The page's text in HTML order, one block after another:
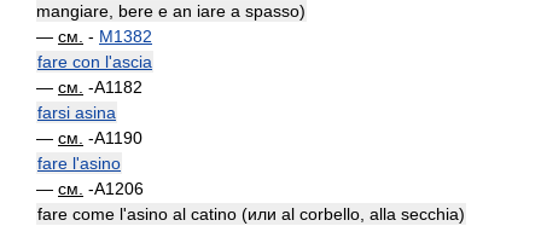
mangiare, bere e an iare a spasso)
— см. - M1382
fare con l'ascia
— см. -A1182
farsi asina
— см. -A1190
fare l'asino
— см. -A1206
fare come l'asino al catino (или al corbello, alla secchia)